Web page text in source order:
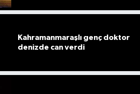
Kahramanmaraşlı genç doktor
denizde can verdi